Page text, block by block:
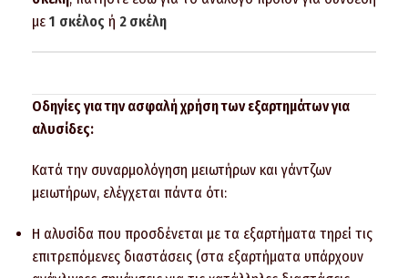
με 1 σκέλος ή 2 σκέλη
Οδηγίες για την ασφαλή χρήση των εξαρτημάτων για
αλυσίδες:
Κατά την συναρμολόγηση μειωτήρων και γάντζων
μειωτήρων, ελέγχεται πάντα ότι:
Η αλυσίδα που προσδένεται με τα εξαρτήματα τηρεί τις
επιτρεπόμενες διαστάσεις (στα εξαρτήματα υπάρχουν